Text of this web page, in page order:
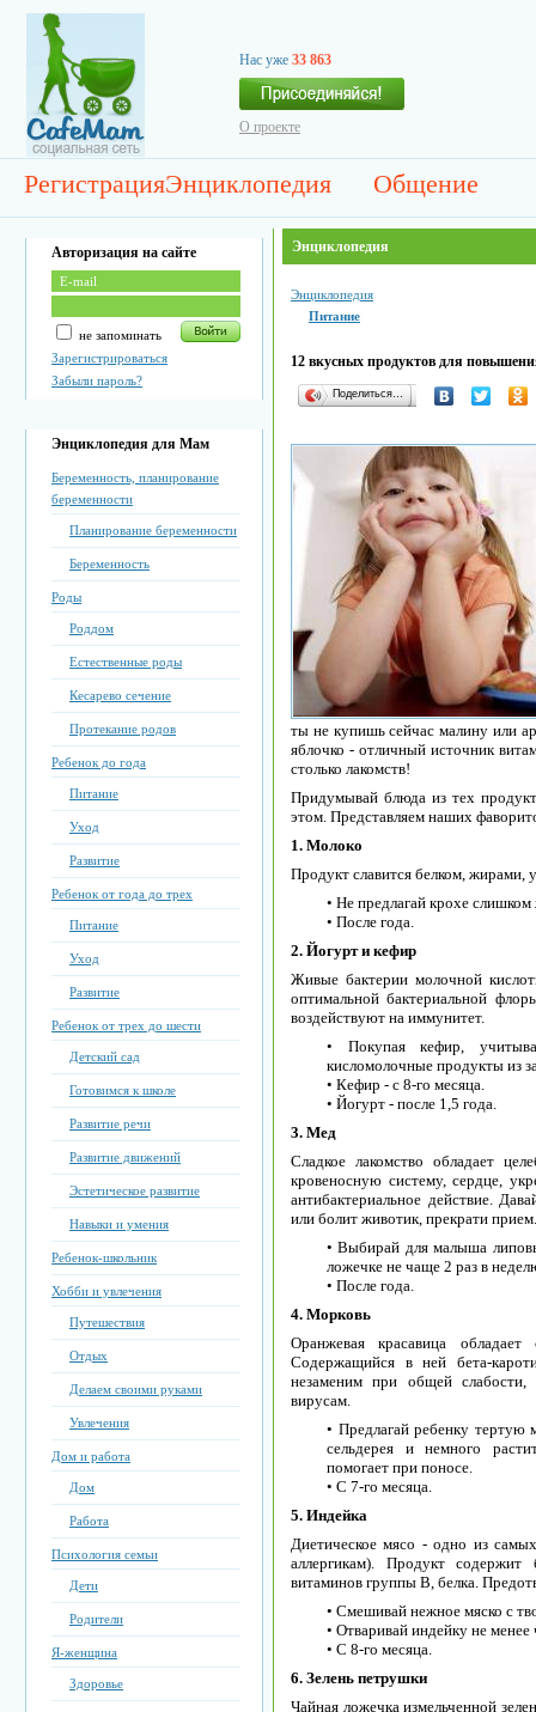
Нас уже 33 863
О проекте
РегистрацияЭнциклопедия Общение
Авторизация на сайте
не запоминать
Зарегистрироваться
Забыли пароль?
Энциклопедия для Мам
Беременность, планирование
беременности
Планирование беременности
Беременность
Роды
Роддом
Естественные роды
Кесарево сечение
Протекание родов
Ребенок до года
Питание
Уход
Развитие
Ребенок от года до трех
Питание
Уход
Развитие
Ребенок от трех до шести
Детский сад
Готовимся к школе
Развитие речи
Развитие движений
Эстетическое развитие
Навыки и умения
Ребенок-школьник
Хобби и увлечения
Путешествия
Отдых
Делаем своими руками
Увлечения
Дом и работа
Дом
Работа
Психология семьи
Дети
Родители
Я-женщина
Здоровье
Энциклопедия
Энциклопедия
Питание
12 вкусных продуктов для
Поделиться…
ты не купишь сейчас малину или
яблочко - отличный источник
столько лакомств!
Придумывай блюда из тех
этом. Представляем наших
1. Молоко
Продукт славится белком, жирами,
• Не предлагай крохе
• После года.
2. Йогурт и кефир
Живые бактерии молочной
оптимальной бактериальной
воздействуют на иммунитет.
• Покупая кефир,
кисломолочные продукты из
• Кефир - с 8-го месяца.
• Йогурт - после 1,5 года.
3. Мед
Сладкое лакомство обладает
кровеносную систему, сердце,
антибактериальное действие.
или болит животик, прекрати прием.
• Выбирай для малыша
ложечке не чаще 2 раз в
• После года.
4. Морковь
Оранжевая красавица
Содержащийся в ней бета-
незаменим при общей слабости,
вирусам.
• Предлагай ребенку тертую
сельдерея и немного
помогает при поносе.
• С 7-го месяца.
5. Индейка
Диетическое мясо - одно из
аллергикам). Продукт содержит
витаминов группы В, белка.
• Смешивай нежное мяско с
• Отваривай индейку не менее
• С 8-го месяца.
6. Зелень петрушки
Чайная ложечка измельченной